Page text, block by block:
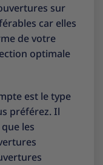
sur
car elles
de votre
optimale
est le type
préférez. Il
les